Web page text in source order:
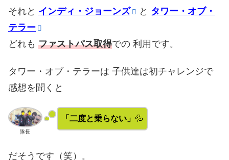
それと インディ・ジョーンズ と タワー・オブ・
テラー
どれも ファストパス取得での 利用です。
タワー・オブ・テラーは 子供達は初チャレンジで
感想を聞くと
隊長
「二度と乗らない」 💦
だそうです（笑）
。